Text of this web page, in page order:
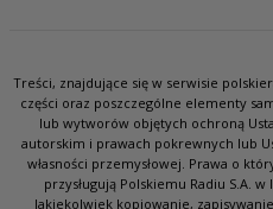
Treści, znajdujące się w serwisie
części oraz poszczególne elementy
lub wytworów objętych ochroną
autorskim i prawach pokrewnych lub
własności przemysłowej. Prawa o
przysługują Polskiemu Radiu S.A.
Jakiekolwiek kopiowanie,